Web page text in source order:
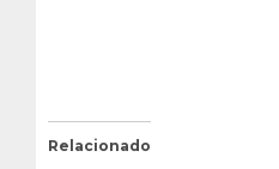
Relacionado